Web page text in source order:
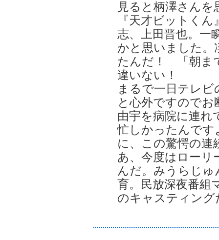
見ると柄澤さんを
『天才ビットく
志、上田晋也。一
かと思いました。
たんだ！ 「朝ま
違いない！
まるで一日テレ
と心外ですので
由宇を病院に連れ
忙しかったんです
に、この驚愕の連
あ、今度はローリ
んだ。みうらじ
育。民放深夜番組
のキャスティング